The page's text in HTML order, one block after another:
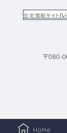
住宅情報サイト「
〒080-
Home